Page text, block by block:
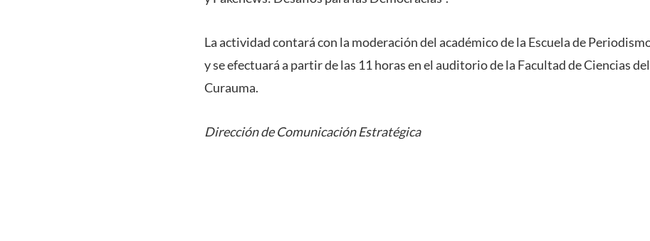
La actividad contará con la moderación del académico de la Escuela de
y se efectuará a partir de las 11 horas en el auditorio de la Facultad de Ciencias
Curauma.
Dirección de Comunicación Estratégica